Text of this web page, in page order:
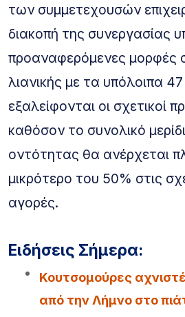
των συμμετεχουσών
διακοπή της συνεργασίας
προαναφερόμενες μορφές
λιανικής με τα υπόλοιπα
εξαλείφονται οι σχετικοί
καθόσον το συνολικό
οντότητας θα ανέρχεται
μικρότερο του 50% στις
αγορές.
Ειδήσεις Σήμερα:
Κουτσομούρες
από την Λήμνο στο